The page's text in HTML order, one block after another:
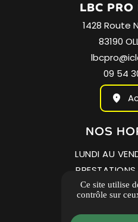
LBC PRO
1428 Route
83190
09 54
NOS
LUNDI AU
24/7
Ce site utilise
contrôle sur